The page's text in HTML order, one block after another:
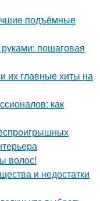
подъёмные
пошаговая
их главные хиты на
как
волос!
и недостатки